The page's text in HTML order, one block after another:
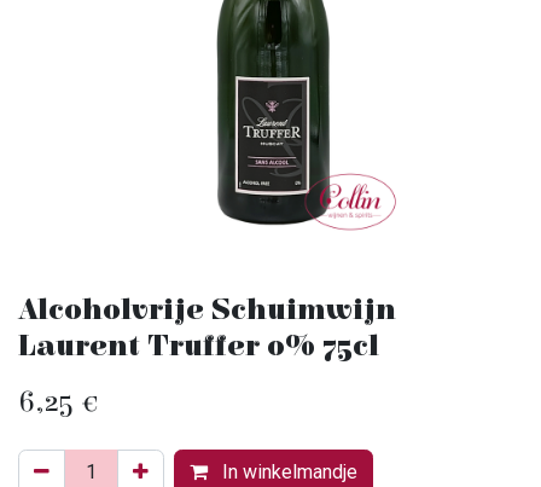
Alcoholvrije Schuimwijn
Laurent Truffer 0% 75cl
6,25 €
In winkelmandje